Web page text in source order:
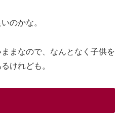
のかな。
まなので、なんとなく子供を
けれども。